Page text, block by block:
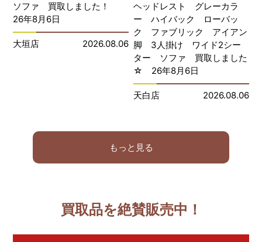
ソファ 買取しました！
26年8月6日
大垣店 2026.08.06
ヘッドレスト グレーカラ
ー ハイバック ローバッ
ク ファブリック アイアン
脚 3人掛け ワイド2シー
ター ソファ 買取しました
☆ 26年8月6日
天白店 2026.08.06
もっと見る
買取品を絶賛販売中！